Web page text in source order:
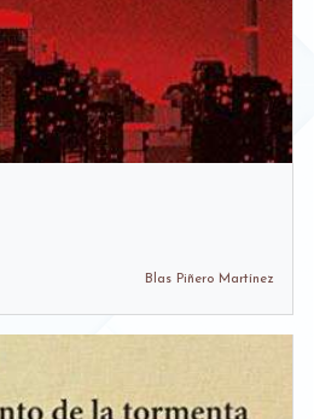
Blas Piñero Martínez